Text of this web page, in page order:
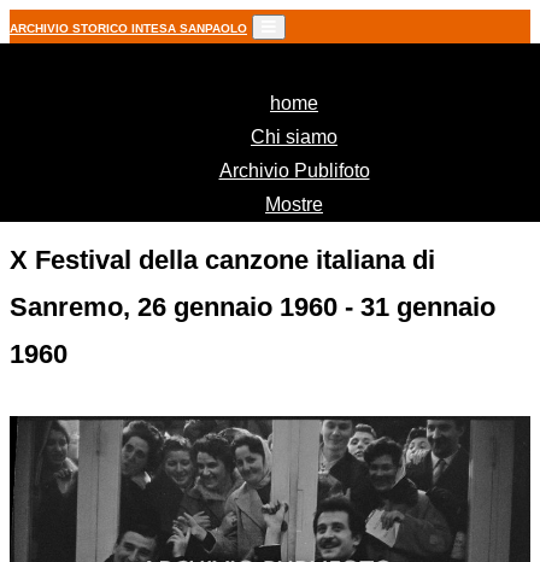
ARCHIVIO STORICO INTESA SANPAOLO
home(current)
Chi siamo
Archivio Publifoto
Mostre
X Festival della canzone italiana di
Sanremo, 26 gennaio 1960 - 31 gennaio
1960